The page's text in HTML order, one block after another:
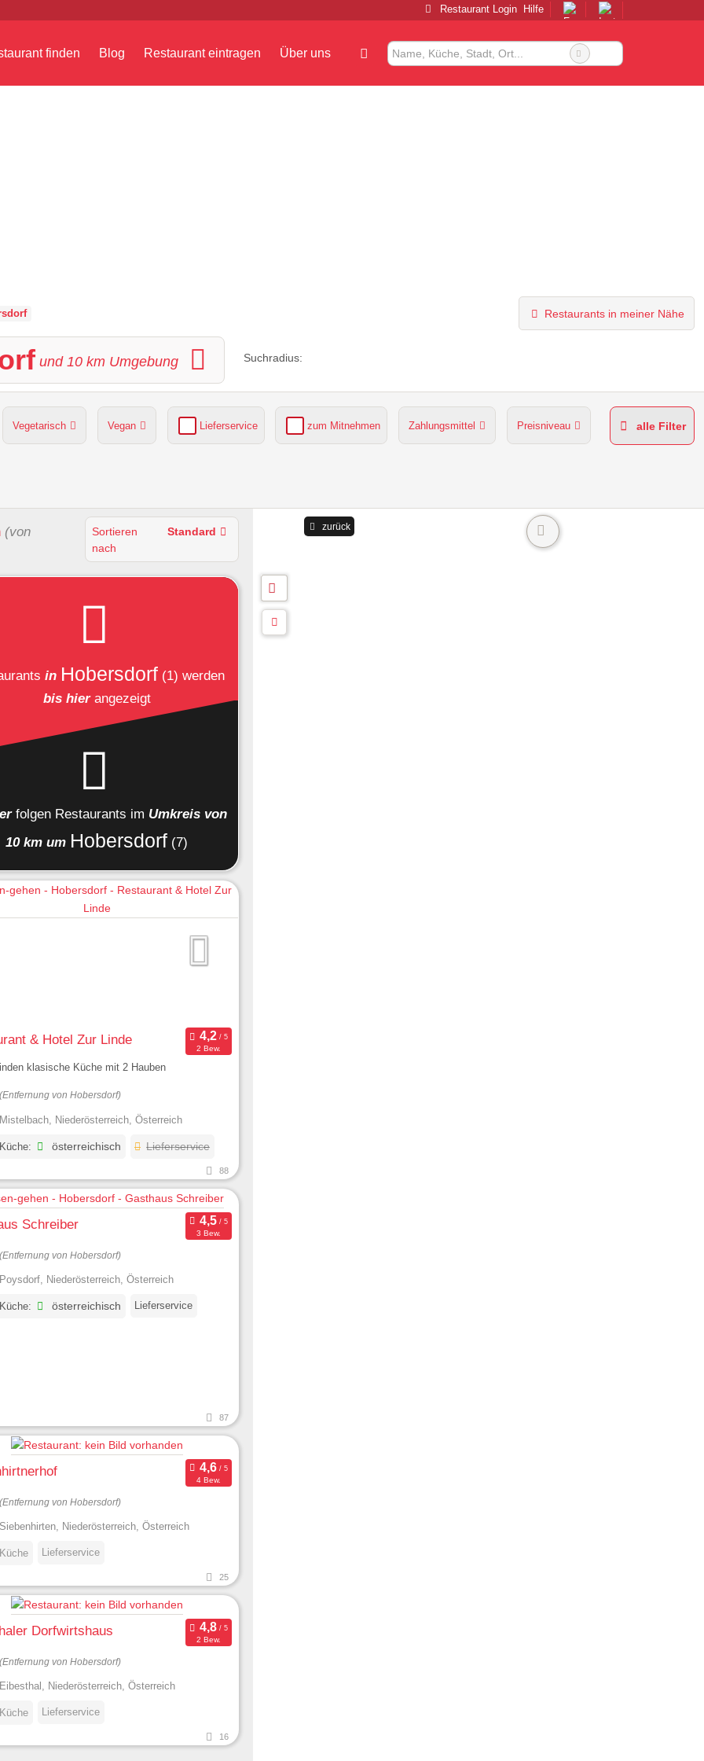
Restaurant Login Hilfe
finden Blog Restaurant eintragen Über uns
Restaurants in meiner Nähe
und 10 km Umgebung Suchradius:
Vegetarisch Vegan Lieferservice zum Mitnehmen Zahlungsmittel Preisniveau alle Filter
(von
Sortieren
nach
Standard
in Hobersdorf (1) werden
bis hierangezeigt
folgen Restaurants im Umkreis von
10 km um Hobersdorf (7)
& Hotel Zur Linde
2 Bew.
klasische Küche mit 2 Hauben
(Entfernung von Hobersdorf)
Niederösterreich, Österreich
österreichisch Lieferservice
88
Schreiber
3 Bew.
(Entfernung von Hobersdorf)
Niederösterreich, Österreich
österreichisch Lieferservice
87
4 Bew.
(Entfernung von Hobersdorf)
Niederösterreich, Österreich
Lieferservice
25
Dorfwirtshaus
2 Bew.
(Entfernung von Hobersdorf)
Niederösterreich, Österreich
Lieferservice
16
zurück